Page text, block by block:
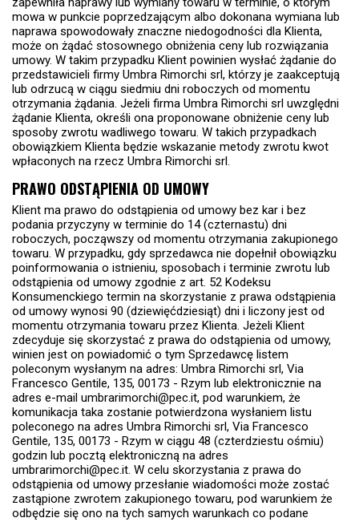
mowa w punkcie poprzedzającym albo dokonana wymiana lub
naprawa spowodowały znaczne niedogodności dla Klienta,
może on żądać stosownego obniżenia ceny lub rozwiązania
umowy. W takim przypadku Klient powinien wysłać żądanie do
przedstawicieli firmy Umbra Rimorchi srl, którzy je zaakceptują
lub odrzucą w ciągu siedmiu dni roboczych od momentu
otrzymania żądania. Jeżeli firma Umbra Rimorchi srl uwzględni
żądanie Klienta, określi ona proponowane obniżenie ceny lub
sposoby zwrotu wadliwego towaru. W takich przypadkach
obowiązkiem Klienta będzie wskazanie metody zwrotu kwot
wpłaconych na rzecz Umbra Rimorchi srl.
PRAWO ODSTĄPIENIA OD UMOWY
Klient ma prawo do odstąpienia od umowy bez kar i bez
podania przyczyny w terminie do 14 (czternastu) dni
roboczych, począwszy od momentu otrzymania zakupionego
towaru. W przypadku, gdy sprzedawca nie dopełnił obowiązku
poinformowania o istnieniu, sposobach i terminie zwrotu lub
odstąpienia od umowy zgodnie z art. 52 Kodeksu
Konsumenckiego termin na skorzystanie z prawa odstąpienia
od umowy wynosi 90 (dziewięćdziesiąt) dni i liczony jest od
momentu otrzymania towaru przez Klienta. Jeżeli Klient
zdecyduje się skorzystać z prawa do odstąpienia od umowy,
winien jest on powiadomić o tym Sprzedawcę listem
poleconym wysłanym na adres: Umbra Rimorchi srl, Via
Francesco Gentile, 135, 00173 - Rzym lub elektronicznie na
adres e-mail umbrarimorchi@pec.it, pod warunkiem, że
komunikacja taka zostanie potwierdzona wysłaniem listu
poleconego na adres Umbra Rimorchi srl, Via Francesco
Gentile, 135, 00173 - Rzym w ciągu 48 (czterdziestu ośmiu)
godzin lub pocztą elektroniczną na adres
umbrarimorchi@pec.it. W celu skorzystania z prawa do
odstąpienia od umowy przesłanie wiadomości może zostać
zastąpione zwrotem zakupionego towaru, pod warunkiem że
odbędzie się ono na tych samych warunkach co podane